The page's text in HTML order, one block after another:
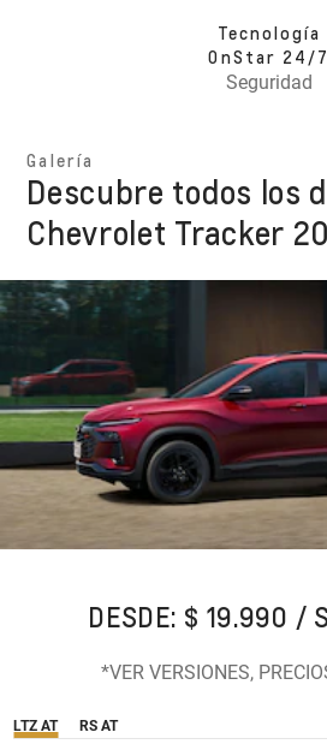
Tecnología
OnStar 24/7
Seguridad
Galería
Descubre todos los
Chevrolet Tracker
DESDE: $ 19.990 /
*VER VERSIONES,
LTZ AT RS AT